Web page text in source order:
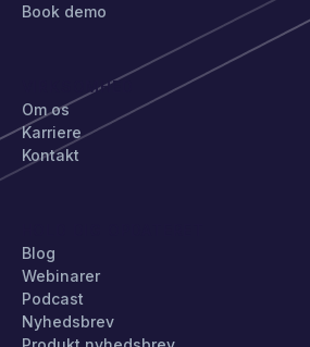
Book demo
VIRKSOMHED
Om os
Karriere
Kontakt
Blog
Webinarer
Podcast
Nyhedsbrev